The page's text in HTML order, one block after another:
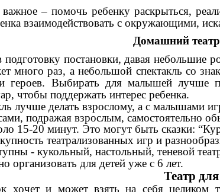
– помочь ребенку раскрыться,
взаимодействовать с окружающими,
Домашний
постановки, давая небольшие
много раз, а небольшой спектакль со
героев. Выбирать для малышей лучше
чтобы поддержать интерес ребенка.
лучше делать взрослому, а с малышами
подражая взрослым, самостоятельно
15-20 минут. Это могут быть сказки:
театрализованных игр и
- кукольный, настольный, теневой
организовать для детей уже с 6 лет.
Театр
хочет и может взять на себя целиком